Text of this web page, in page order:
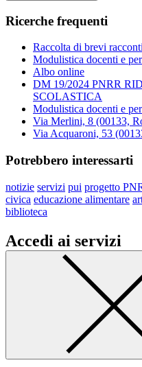
Ricerche frequenti
Raccolta di brevi
Modulistica docenti e
Albo online
DM 19/2024 PNRR
SCOLASTICA
Modulistica docenti e
Via Merlini, 8 (00133,
Via Acquaroni, 53
Potrebbero interessarti
notizie servizi pui progetto
civica educazione alimentare
biblioteca
Accedi ai servizi